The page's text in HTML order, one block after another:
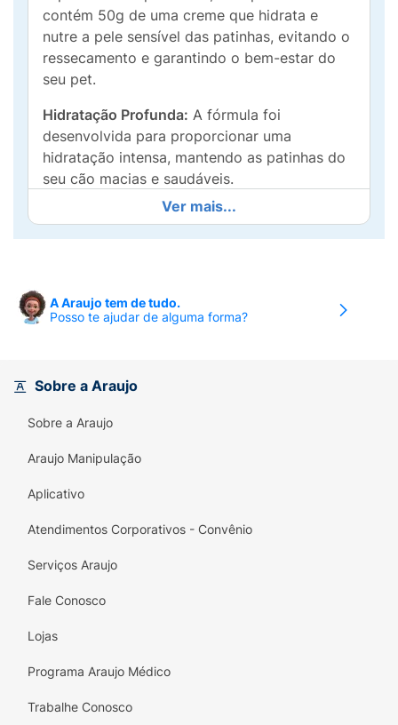
contém 50g de uma creme que hidrata e
nutre a pele sensível das patinhas, evitando o
ressecamento e garantindo o bem-estar do
seu pet.
Hidratação Profunda: A fórmula foi
desenvolvida para proporcionar uma
hidratação intensa, mantendo as patinhas do
seu cão macias e saudáveis.
Evita o Ressecamento: Ativo contra
rachaduras e ressecamento, ele ajuda a
Fácil Aplicação:Com textura leve, é simples
uso.
Seu cão merece o melhor cuidado. Use o
Hidratante de Patinhas Sanol Dog
regularmente e mantenha as patinhas do seu
conforto e proteção para aventuras ao ar
livre. Adquira o seu e cuide da saúde do seu
pet com amor!
Ver mais...
A Araujo tem de tudo.
Posso te ajudar de alguma forma?
Sobre a Araujo
Sobre a Araujo
Araujo Manipulação
Aplicativo
Atendimentos Corporativos - Convênio
Serviços Araujo
Fale Conosco
Lojas
Programa Araujo Médico
Trabalhe Conosco